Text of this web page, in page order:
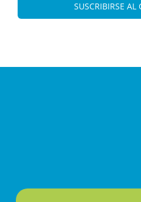
SUSCRIBIRSE AL